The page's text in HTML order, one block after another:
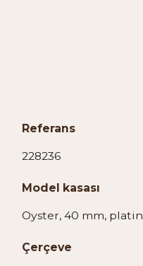
Referans
228236
Model kasası
Oyster, 40 mm, platin
Çerçeve